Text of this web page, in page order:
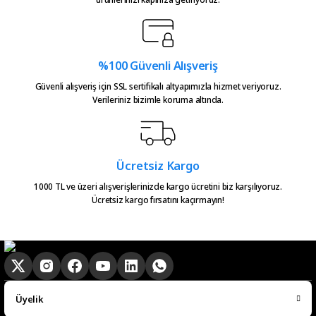
emeğinize sağlık çok teşekkürler
Serkan Çağdavul | 13/06/2026
Urun takibiniz cok guzel. Urunu
alinca tum asamalar mail olatak
sagladiginiz icin tesekkurler
Ürün güzel
hasan aslan | 03/04/2026
%100 Güvenli Alışveriş
Güvenli alışveriş için SSL sertifikalı altyapımızla hizmet veriyoruz.
Verileriniz bizimle koruma altında.
Ücretsiz Kargo
1000 TL ve üzeri alışverişlerinizde kargo ücretini biz karşılıyoruz.
Ücretsiz kargo fırsatını kaçırmayın!
Üyelik